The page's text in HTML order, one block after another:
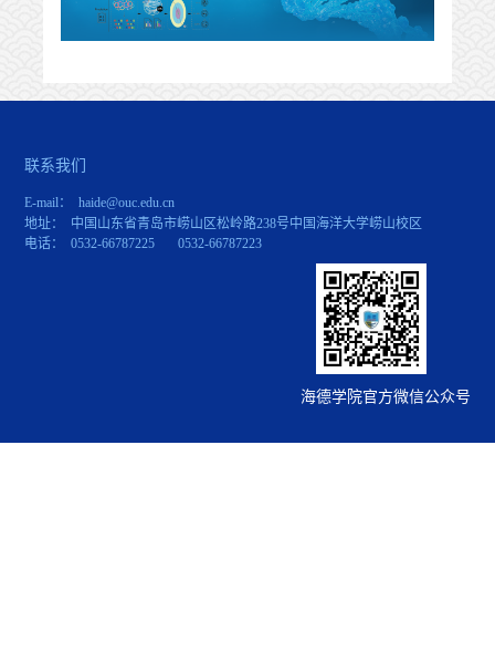
联系我们
E-mail： haide@ouc.edu.cn
地址： 中国山东省青岛市崂山区松岭路238号中国海洋大学崂山校区
电话： 0532-66787225 0532-66787223
海德学院官方微信公众号